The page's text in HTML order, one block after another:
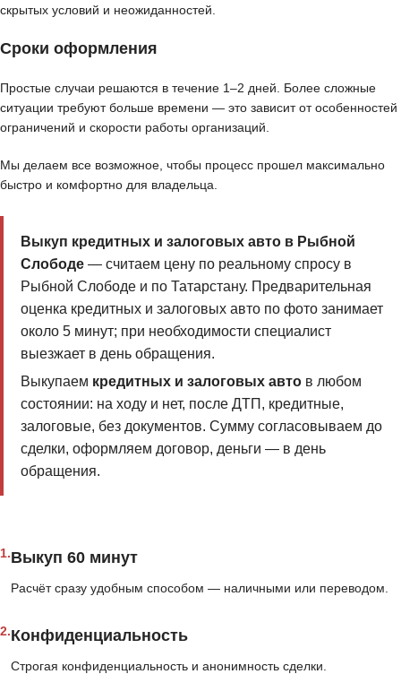
скрытых условий и неожиданностей.
Сроки оформления
Простые случаи решаются в течение 1–2 дней. Более сложные
ситуации требуют больше времени — это зависит от особенностей
ограничений и скорости работы организаций.
Мы делаем все возможное, чтобы процесс прошел максимально
быстро и комфортно для владельца.
Выкуп кредитных и залоговых авто в Рыбной
Слободе— считаем цену по реальному спросу в
Рыбной Слободе и по Татарстану. Предварительная
оценка кредитных и залоговых авто по фото занимает
около 5 минут; при необходимости специалист
выезжает в день обращения.
Выкупаем кредитных и залоговых автов любом
состоянии: на ходу и нет, после ДТП, кредитные,
залоговые, без документов. Сумму согласовываем до
сделки, оформляем договор, деньги — в день
обращения.
1.Выкуп 60 минут
Расчёт сразу удобным способом — наличными или переводом.
2.Конфиденциальность
Строгая конфиденциальность и анонимность сделки.